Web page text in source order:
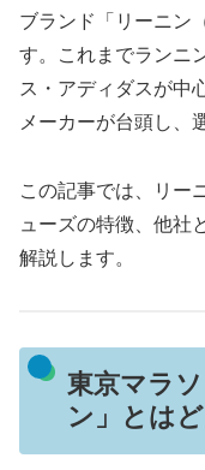
ブランド「リーニン
す。これまでランニ
ス・アディダスが中
メーカーが台頭し、
この記事では、リー
ューズの特徴、他社
解説します。
東京マラ
ン」とは